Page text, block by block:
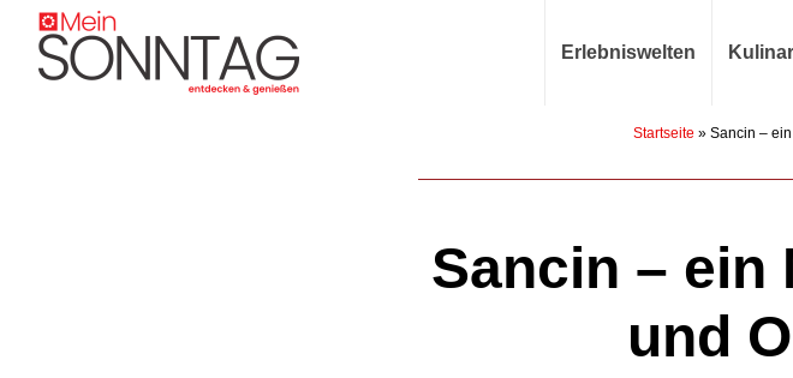
Erlebniswelten
Startseite » Sancin –
Sancin – ein
und